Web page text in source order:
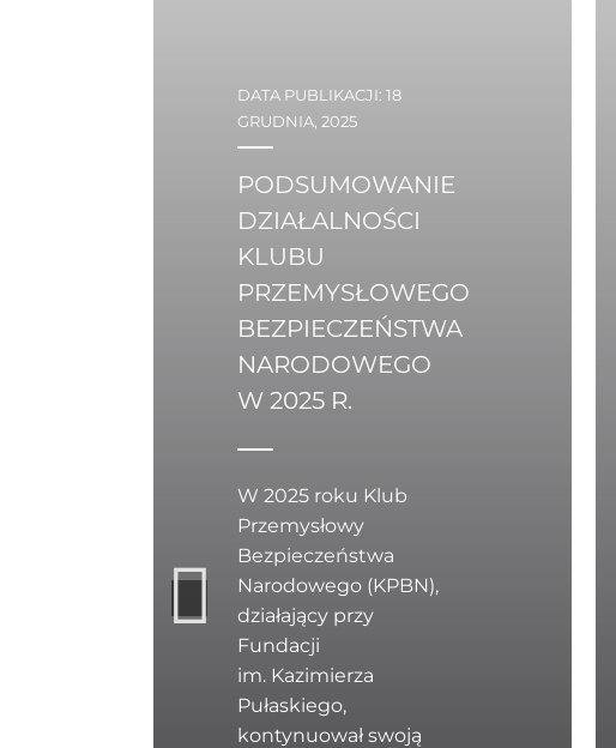
DATA PUBLIKACJI: 18
GRUDNIA, 2025
PODSUMOWANIE
DZIAŁALNOŚCI
KLUBU
PRZEMYSŁOWEGO
BEZPIECZEŃSTWA
NARODOWEGO
W 2025 R.
W 2025 roku Klub
Przemysłowy
Bezpieczeństwa
Narodowego (KPBN),
działający przy
Fundacji
im. Kazimierza
Pułaskiego,
kontynuował swoją